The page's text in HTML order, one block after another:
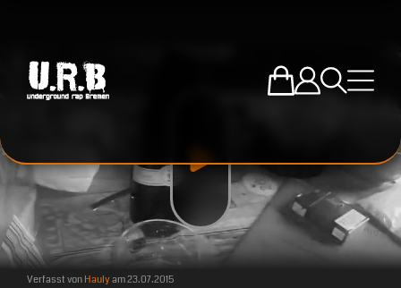
Zum U.R.B-
Einloggen
SucheMenü
Verfasst vonHaulyam23.07.2015